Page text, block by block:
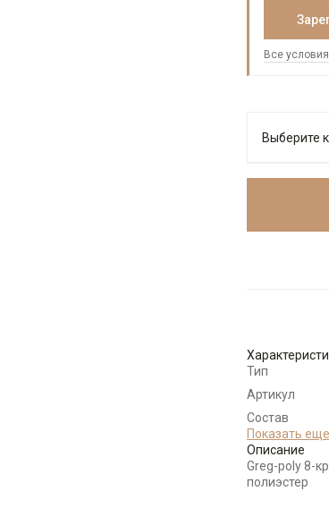
Все
Выберите
Тип
Артикул
Состав
сырья
Бренд
Цвет
Показать еще
Описание
Greg-poly 8-
полиэстер